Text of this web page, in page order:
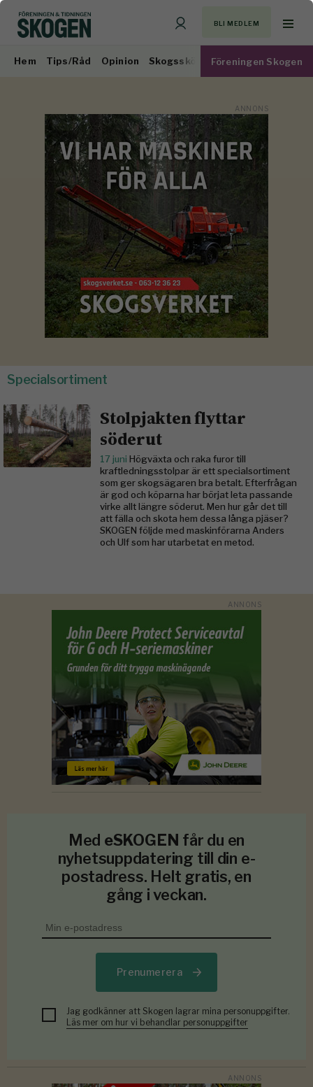
BLI MEDLEM
Hem Tips/Råd Opinion Skogsskötsel Virkesmarknad
Föreningen Skogen
Specialsortiment
Stolpjakten flyttar
söderut
17 juni Högväxta och raka furor till
kraftledningsstolpar är ett specialsortiment
som ger skogsägaren bra betalt. Efterfrågan
är god och köparna har börjat leta passande
virke allt längre söderut. Men hur går det till
att fälla och skota hem dessa långa pjäser?
SKOGEN följde med maskinförarna Anders
och Ulf som har utarbetat en metod.
Med eSKOGEN får du en
nyhetsuppdatering till din e-
postadress. Helt gratis, en
gång i veckan.
Prenumerera
Jag godkänner att Skogen lagrar mina personuppgifter.
Läs mer om hur vi behandlar personuppgifter